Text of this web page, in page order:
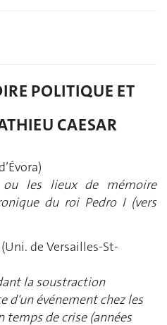
POLITIQUE ET
CAESAR
ou les lieux de mémoire
du roi Pedro I (vers
de Versailles-St-
la soustraction
d'un événement chez les
temps de crise (années